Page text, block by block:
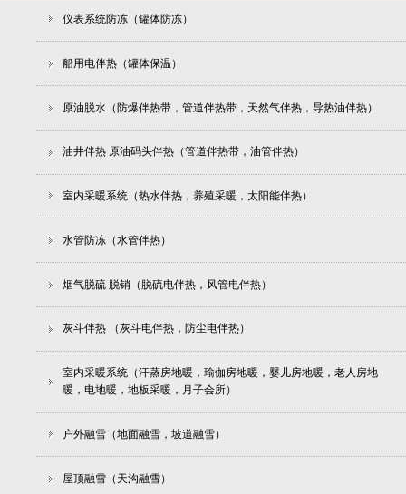
仪表系统防冻（罐体防冻）
船用电伴热（罐体保温）
原油脱水（防爆伴热带，管道伴热带，天然气伴热，导热油伴热）
油井伴热 原油码头伴热（管道伴热带，油管伴热）
室内采暖系统（热水伴热，养殖采暖，太阳能伴热）
水管防冻（水管伴热）
烟气脱硫 脱销（脱硫电伴热，风管电伴热）
灰斗伴热 （灰斗电伴热，防尘电伴热）
室内采暖系统（汗蒸房地暖，瑜伽房地暖，婴儿房地暖，老人房地
暖，电地暖，地板采暖，月子会所）
户外融雪（地面融雪，坡道融雪）
屋顶融雪（天沟融雪）